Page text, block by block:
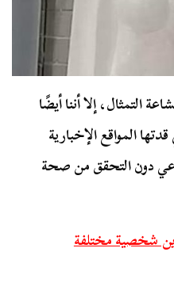
التمثال، إلا أننا أيضًا
المواقع الإخبارية
دون التحقق من صحة
شخصية مختلفة